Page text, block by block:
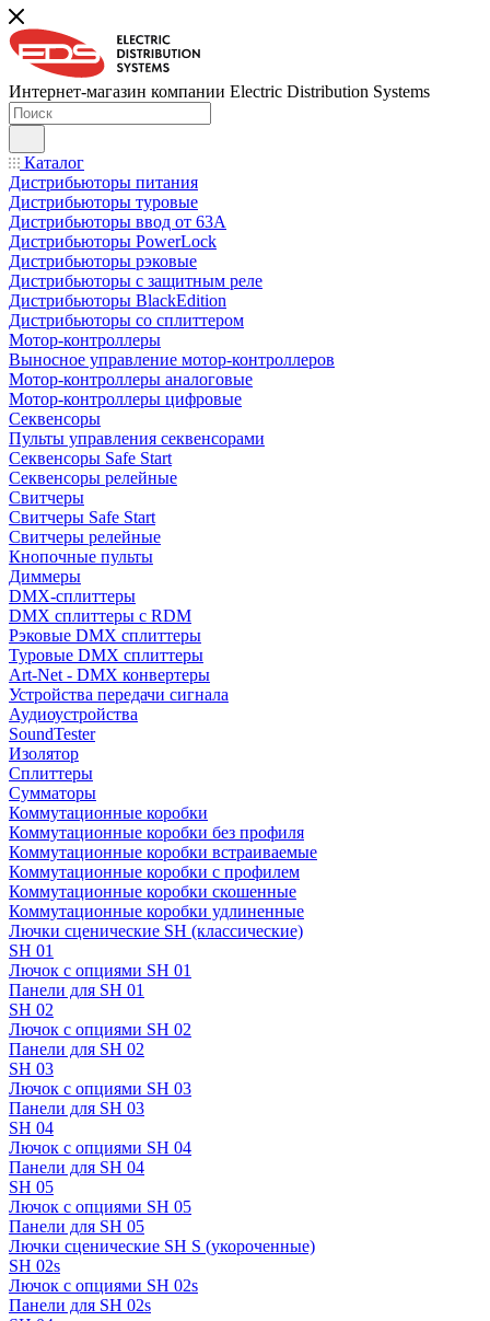
Интернет-магазин компании Electric Distribution Systems
Каталог
Дистрибьюторы питания
Дистрибьюторы туровые
Дистрибьюторы ввод от 63A
Дистрибьюторы PowerLock
Дистрибьюторы рэковые
Дистрибьюторы с защитным реле
Дистрибьюторы BlackEdition
Дистрибьюторы со сплиттером
Мотор-контроллеры
Выносное управление мотор-контроллеров
Мотор-контроллеры аналоговые
Мотор-контроллеры цифровые
Секвенсоры
Пульты управления секвенсорами
Секвенсоры Safe Start
Секвенсоры релейные
Свитчеры
Свитчеры Safe Start
Свитчеры релейные
Кнопочные пульты
Диммеры
DMX-сплиттеры
DMX сплиттеры с RDM
Рэковые DMX сплиттеры
Туровые DMX сплиттеры
Art-Net - DMX конвертеры
Устройства передачи сигнала
Аудиоустройства
SoundTester
Изолятор
Сплиттеры
Сумматоры
Коммутационные коробки
Коммутационные коробки без профиля
Коммутационные коробки встраиваемые
Коммутационные коробки с профилем
Коммутационные коробки скошенные
Коммутационные коробки удлиненные
Лючки сценические SH (классические)
SH 01
Лючок с опциями SH 01
Панели для SH 01
SH 02
Лючок с опциями SH 02
Панели для SH 02
SH 03
Лючок с опциями SH 03
Панели для SH 03
SH 04
Лючок с опциями SH 04
Панели для SH 04
SH 05
Лючок с опциями SH 05
Панели для SH 05
Лючки сценические SH S (укороченные)
SH 02s
Лючок с опциями SH 02s
Панели для SH 02s